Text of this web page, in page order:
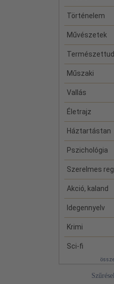
Történelem
Művészetek
Műszaki
Vallás
Életrajz
Háztartástan
Pszichológia
Szerelmes
Akció, kaland
Idegennyelv
Krimi
Sci-fi